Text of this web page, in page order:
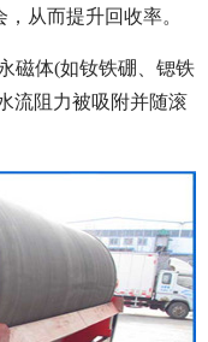
从而提升回收率。
磁体(如钕铁硼、锶铁
流阻力被吸附并随滚